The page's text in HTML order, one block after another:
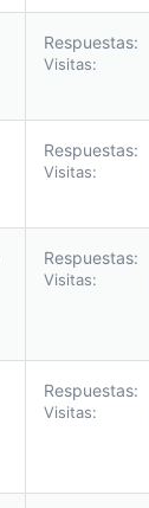
Respuestas
Visitas
Respuestas
Visitas
Respuestas
Visitas
Respuestas
Visitas